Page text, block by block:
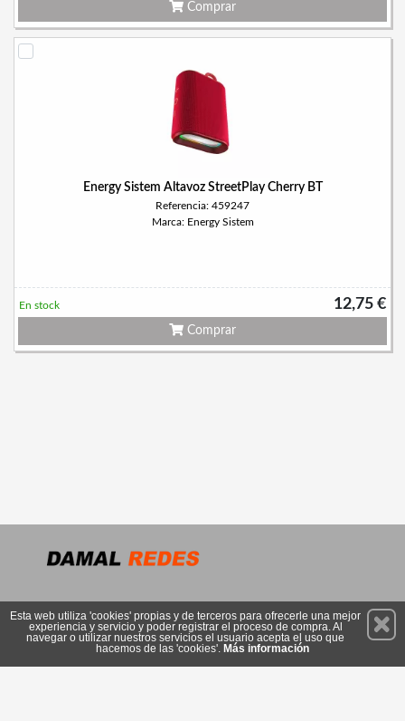
Comprar
Energy Sistem Altavoz StreetPlay Cherry BT
Referencia: 459247
Marca: Energy Sistem
12,75 €
En stock
Comprar
Suscríbete
Esta web utiliza 'cookies' propias y de terceros para ofrecerle una mejor
experiencia y servicio y poder registrar el proceso de compra. Al
navegar o utilizar nuestros servicios el usuario acepta el uso que
hacemos de las 'cookies'. Más información